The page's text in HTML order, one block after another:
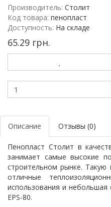
Производитель: Столит
Код товара: пенопласт
Доступность: На складе
65.29 грн.
Описание Отзывы (0)
Пенопласт Столит в
занимает самые высокие
строительном рынке. Такую
отличные
использования и небольшая
EPS-80.